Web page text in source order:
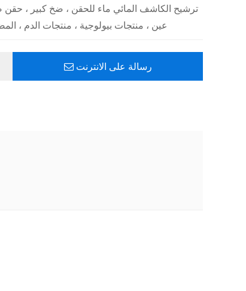
ترشيح الكاشف المائي ماء للحقن ، ضخ كبير ،
عين ، منتجات بيولوجية ، منتجات الدم ،
رسالة على الانترنت